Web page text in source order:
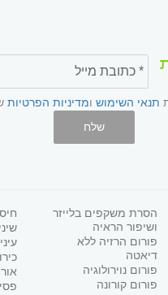
תנאי השימוש ומדיניות הפרטיות
שלח
הסרת משקפים בלייזר
ושיפור הראיה
פורום הרזיה ללא
דיאטה
פורום נוירולוגיה
פורום קורונה